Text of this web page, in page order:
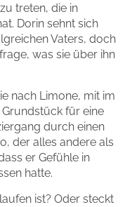
treten, die in
Dorin sehnt sich
Vaters, doch
was sie über ihn
nach Limone, mit im
für eine
durch einen
der alles andere als
er Gefühle in
hatte.
ist? Oder steckt